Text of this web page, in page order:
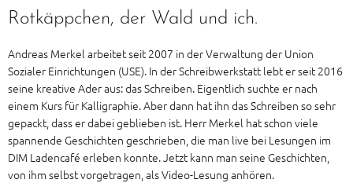
Rotkäppchen, der Wald und ich.
Andreas Merkel arbeitet seit 2007 in der Verwaltung der Union
Sozialer Einrichtungen (USE). In der Schreibwerkstatt lebt er seit 2016
seine kreative Ader aus: das Schreiben. Eigentlich suchte er nach
einem Kurs für Kalligraphie. Aber dann hat ihn das Schreiben so sehr
gepackt, dass er dabei geblieben ist. Herr Merkel hat schon viele
spannende Geschichten geschrieben, die man live bei Lesungen im
DIM Ladencafé erleben konnte. Jetzt kann man seine Geschichten,
von ihm selbst vorgetragen, als Video-Lesung anhören.